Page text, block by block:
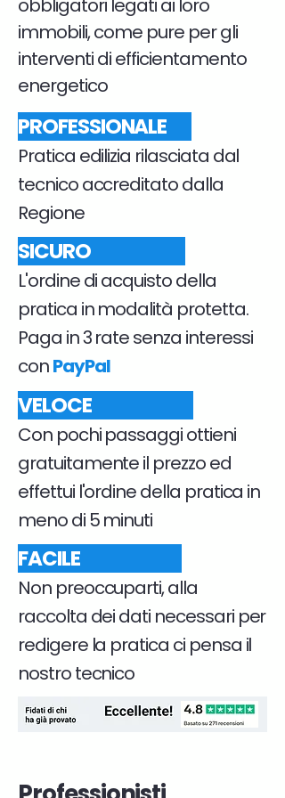
obbligatori legati ai loro
immobili, come pure per gli
interventi di efficientamento
energetico
PROFESSIONALE
Pratica edilizia rilasciata dal
tecnico accreditato dalla
Regione
SICURO
L'ordine di acquisto della
pratica in modalità protetta.
Paga in 3 rate senza interessi
conPayPal
VELOCE
Con pochi passaggi ottieni
gratuitamente il prezzo ed
effettui l'ordine della pratica in
meno di 5 minuti
FACILE
Non preoccuparti, alla
raccolta dei dati necessari per
redigere la pratica ci pensa il
nostro tecnico